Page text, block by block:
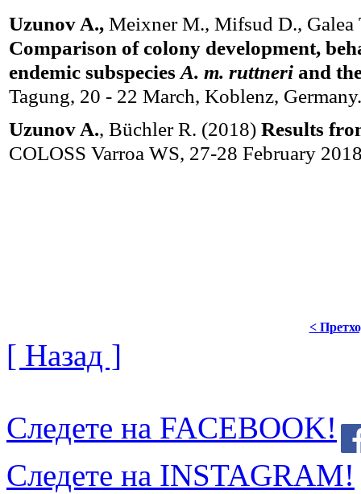
Uzunov A., Meixner M., Mifsud D.,
Comparison of colony development,
endemic subspeciesA. m. ruttneri and
Tagung, 20 - 22 March, Koblenz, Germany.
Uzunov A., Büchler R. (2018) Results
COLOSS Varroa WS, 27-28 February
<
[ Назад ]
Следете на FACEBOOK!
Следете на INSTAGRAM!